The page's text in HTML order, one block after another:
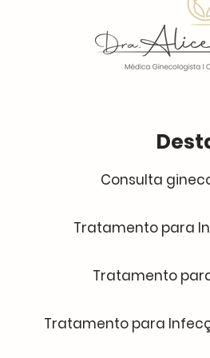
Consulta
Tratamento para
Tratamento
Tratamento para